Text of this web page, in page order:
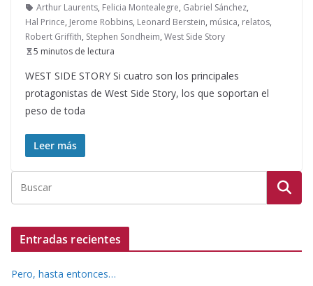
Arthur Laurents, Felicia Montealegre, Gabriel Sánchez,
Hal Prince, Jerome Robbins, Leonard Berstein, música, relatos,
Robert Griffith, Stephen Sondheim, West Side Story
5 minutos de lectura
WEST SIDE STORY Si cuatro son los principales
protagonistas de West Side Story, los que soportan el
peso de toda
Leer más
Entradas recientes
Pero, hasta entonces…